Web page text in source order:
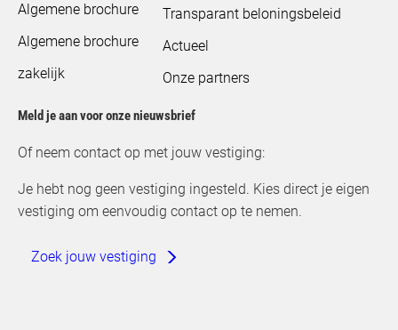
Algemene brochure
Algemene brochure
zakelijk
Transparant beloningsbeleid
Actueel
Onze partners
Meld je aan voor onze nieuwsbrief
Of neem contact op met jouw vestiging:
Je hebt nog geen vestiging ingesteld. Kies direct je eigen
vestiging om eenvoudig contact op te nemen.
Zoek jouw vestiging